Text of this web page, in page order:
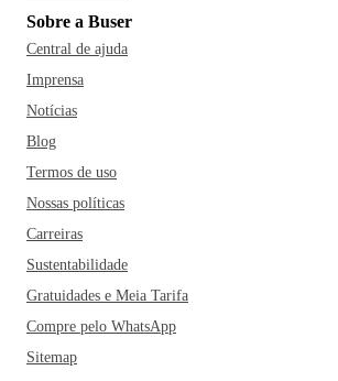
Sobre a Buser
Central de ajuda
Imprensa
Notícias
Blog
Termos de uso
Nossas políticas
Carreiras
Sustentabilidade
Gratuidades e Meia Tarifa
Compre pelo WhatsApp
Sitemap